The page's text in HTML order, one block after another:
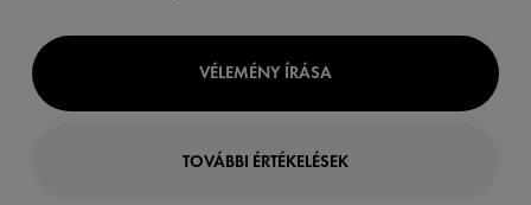
VÉLEMÉNY ÍRÁSA
TOVÁBBI ÉRTÉKELÉSEK